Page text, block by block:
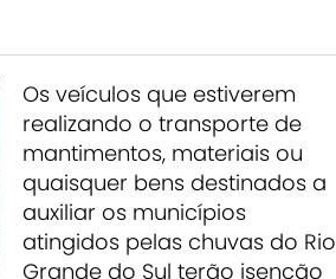
Os veículos que estiverem
realizando o transporte de
mantimentos, materiais ou
quaisquer bens destinados a
auxiliar os municípios
atingidos pelas chuvas do Rio
Grande do Sul terão isenção